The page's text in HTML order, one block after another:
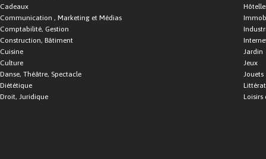
Cadeaux
Communication , Marketing et Médias
Comptabilité, Gestion
Construction, Bâtiment
Cuisine
Culture
Danse, Théâtre, Spectacle
Diététique
Droit, Juridique
Jardin
Jeux
Jouets
Loisirs